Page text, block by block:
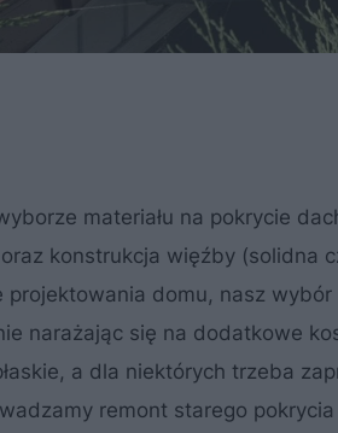
materiału na pokrycie
konstrukcja więźby (solidna
domu, nasz
narażając się na dodatkowe
a dla niektórych trzeba
remont starego